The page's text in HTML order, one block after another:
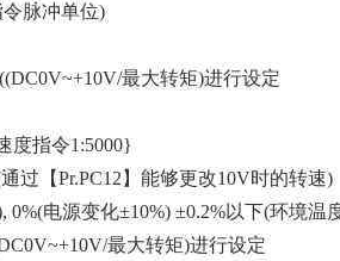
令脉冲单位)
最大转矩)进行设定
度指令1:5000}
过【Pr.PC12】能够更改10V时的转速)
电源变化±10%) ±0.2%以下(环境
最大转矩)进行设定